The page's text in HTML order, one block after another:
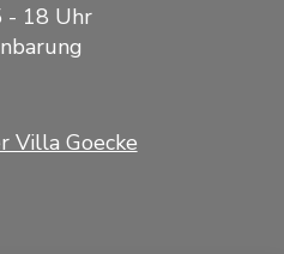
- 18 Uhr
Villa Goecke